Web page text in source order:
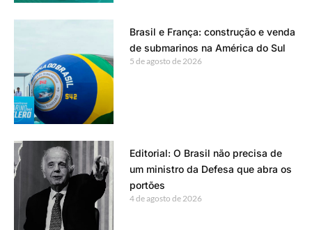
Brasil e França: construção e venda
de submarinos na América do Sul
5 de agosto de 2026
Editorial: O Brasil não precisa de
um ministro da Defesa que abra os
portões
4 de agosto de 2026